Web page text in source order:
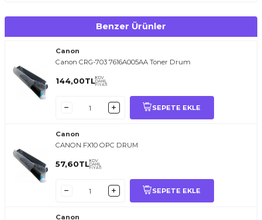
Benzer Ürünler
Canon
Canon CRG-703 7616A005AA Toner Drum
144,00TLKDV
DAHİL
FİYATI
SEPETE EKLE
Canon
CANON FX10 OPC DRUM
57,60TLKDV
DAHİL
FİYATI
SEPETE EKLE
Canon